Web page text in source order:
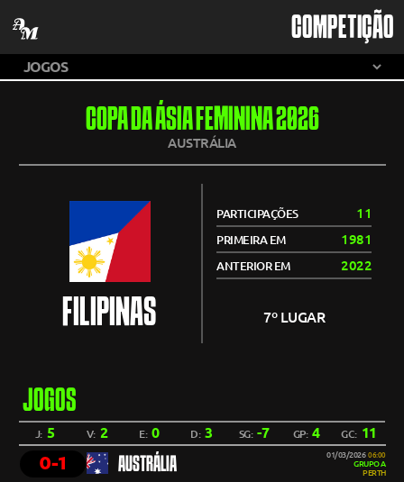
COMPETIÇÃO
COPA DA ÁSIA FEMININA 2026
AUSTRÁLIA
FILIPINAS
PARTICIPAÇÕES 11
PRIMEIRA EM 1981
ANTERIOR EM 2022
7º LUGAR
JOGOS
J: 5 V: 2 E:0 D:3 SG:-7 GP: 4 GC: 11
0-1 AUSTRÁLIA 01/03/2026 06:00
GRUPO A
PERTH